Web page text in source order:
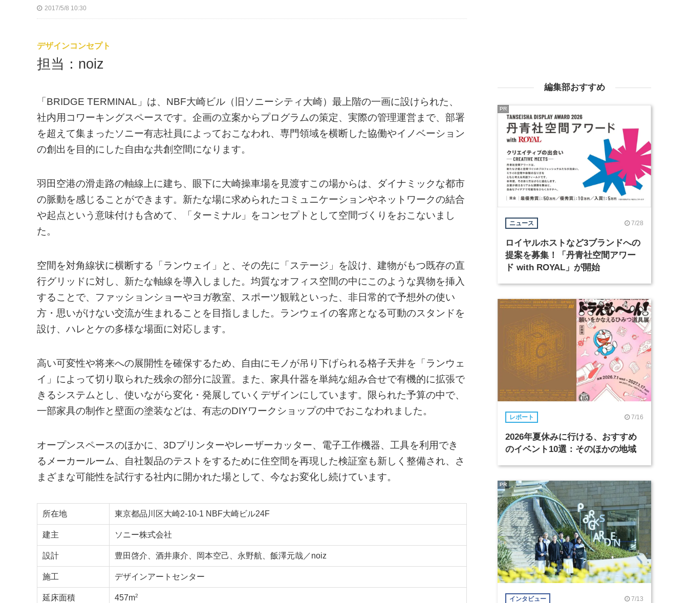
2017/5/8 10:30
デザインコンセプト
担当：noiz
「BRIDGE TERMINAL」は、NBF大崎ビル（旧ソニーシティ大崎）最上階の一画に設けられた、
社内用コワーキングスペースです。企画の立案からプログラムの策定、実際の管理運営まで、部署
を超えて集まったソニー有志社員によっておこなわれ、専門領域を横断した協働やイノベーション
の創出を目的にした自由な共創空間になります。
羽田空港の滑走路の軸線上に建ち、眼下に大崎操車場を見渡すこの場からは、ダイナミックな都市
の脈動を感じることができます。新たな場に求められたコミュニケーションやネットワークの結合
や起点という意味付けも含めて、「ターミナル」をコンセプトとして空間づくりをおこないまし
た。
空間を対角線状に横断する「ランウェイ」と、その先に「ステージ」を設け、建物がもつ既存の直
行グリッドに対し、新たな軸線を導入しました。均質なオフィス空間の中にこのような異物を挿入
することで、ファッションショーやヨガ教室、スポーツ観戦といった、非日常的で予想外の使い
方・思いがけない交流が生まれることを目指しました。ランウェイの客席となる可動のスタンドを
設け、ハレとケの多様な場面に対応します。
高い可変性や将来への展開性を確保するため、自由にモノが吊り下げられる格子天井を「ランウェ
イ」によって切り取られた残余の部分に設置。また、家具什器を単純な組み合せで有機的に拡張で
きるシステムとし、使いながら変化・発展していくデザインにしています。限られた予算の中で、
一部家具の制作と壁面の塗装などは、有志のDIYワークショップの中でおこなわれました。
オープンスペースのほかに、3Dプリンターやレーザーカッター、電子工作機器、工具を利用でき
るメーカールーム、自社製品のテストをするために住空間を再現した検証室も新しく整備され、さ
まざまな可能性を試行する社内に開かれた場として、今なお変化し続けています。
所在地 東京都品川区大崎2-10‐1 NBF大崎ビル24F
建主 ソニー株式会社
設計 豊田啓介、酒井康介、岡本空己、永野航、飯澤元哉／noiz
施工 デザインアートセンター
延床面積 457m2
編集部おすすめ
ニュース 7/28
ロイヤルホストなど3ブランドへの
提案を募集！「丹青社空間アワー
ド with ROYAL」が開始
PR
レポート 7/16
2026年夏休みに行ける、おすすめ
のイベント10選：そのほかの地域
インタビュー 7/13
PR